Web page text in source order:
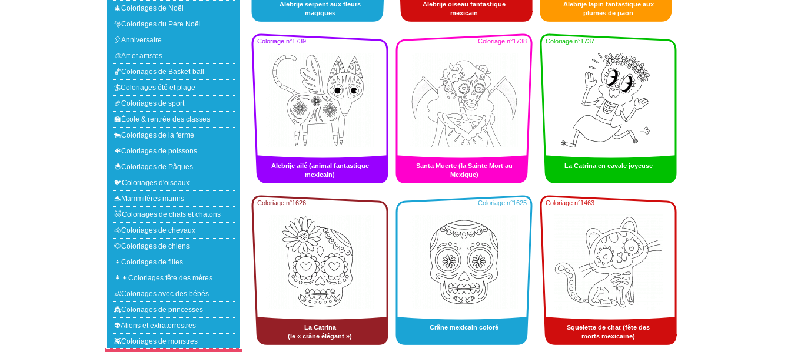
🎄Coloriages de Noël
🎅Coloriages du Père Noël
🎈Anniversaire
🎨Art et artistes
🏀Coloriages de Basket-ball
🏄Coloriages été et plage
🏈Coloriages de sport
🏫École & rentrée des classes
🐄Coloriages de la ferme
🐠Coloriages de poissons
🐣Coloriages de Pâques
🐦Coloriages d'oiseaux
🐬Mammifères marins
🐱Coloriages de chats et chatons
🐴Coloriages de chevaux
🐶Coloriages de chiens
👧Coloriages de filles
👩‍👧Coloriages fête des mères
👶Coloriages avec des bébés
👸Coloriages de princesses
👽Aliens et extraterrestres
👾Coloriages de monstres
Alebrije serpent aux fleurs
magiques
Alebrije oiseau fantastique
mexicain
Alebrije lapin fantastique aux
plumes de paon
Coloriage n°1739
Alebrije ailé (animal fantastique
mexicain)
Coloriage n°1738
Santa Muerte (la Sainte Mort au
Mexique)
Coloriage n°1737
La Catrina en cavale joyeuse
Coloriage n°1626
La Catrina
(le « crâne élégant »)
Coloriage n°1625
Crâne mexicain coloré
Coloriage n°1463
Squelette de chat (fête des
morts mexicaine)